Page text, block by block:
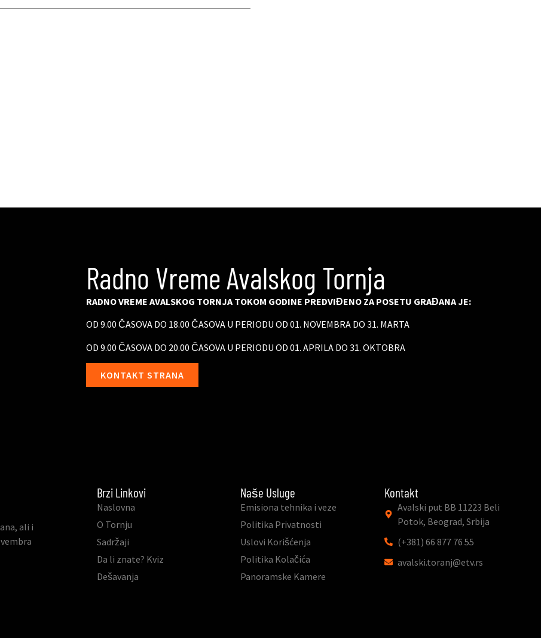
Radno Vreme Avalskog Tornja
RADNO VREME AVALSKOG TORNJA TOKOM GODINE PREDVIĐENO ZA POSETU GRAĐANA JE:
OD 9.00 ČASOVA DO 18.00 ČASOVA U PERIODU OD 01. NOVEMBRA DO 31. MARTA
OD 9.00 ČASOVA DO 20.00 ČASOVA U PERIODU OD 01. APRILA DO 31. OKTOBRA
KONTAKT STRANA
ali i
Brzi Linkovi
Naslovna
O Tornju
Sadržaji
Da li znate? Kviz
Dešavanja
Naše Usluge
Emisiona tehnika i veze
Politika Privatnosti
Uslovi Korišćenja
Politika Kolačića
Panoramske Kamere
Kontakt
Avalski put BB 11223 Beli
Potok, Beograd, Srbija
(+381) 66 877 76 55
avalski.toranj@etv.rs